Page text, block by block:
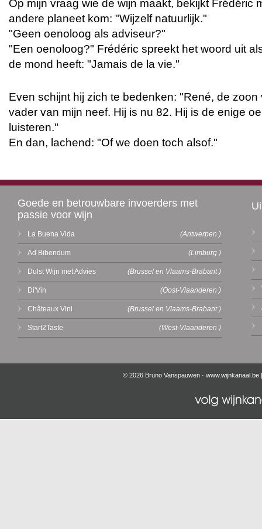
Op mijn vraag wie de wijn maakt, bekijkt Frédéric
andere planeet kom: "Wijzelf natuurlijk."
"Geen oenoloog als adviseur?"
"Een oenoloog?" Frédéric spreekt het woord uit
de mond heeft: "Jamais de la vie."
Even schijnt hij zich te bedenken: "René, de
vader van mijn neef. Hij is nu 82. Hij is de enige
luisteren."
En dan, lachend: "Of we doen toch alsof."
Goede en betrouwbare invoerders met
passie voor wijn
La Buena Vida (Antwerpen )
Ad Bibendum (Limburg )
Dulst Wijn met Advies (Brussel en Vlaams-Brabant )
Di'Vin (Oost-Vlaanderen )
Châteaux Vini (Brussel en Vlaams-Brabant )
Start2Taste (West-Vlaanderen )
© 2026 Bruno Vanspauwen · www.wijnkanaal.be